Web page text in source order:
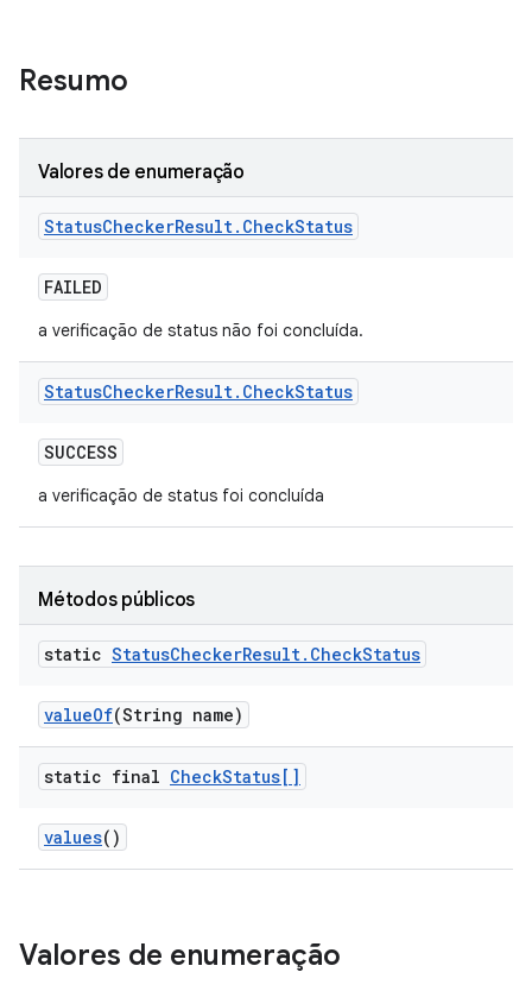
Resumo
Valores de enumeração
StatusCheckerResult. CheckStatus
FAILED
a verificação de status não foi concluída.
StatusCheckerResult. CheckStatus
SUCCESS
a verificação de status foi concluída
Métodos públicos
static StatusCheckerResult. CheckStatus
valueOf(String name)
static final CheckStatus[]
values()
Valores de enumeração